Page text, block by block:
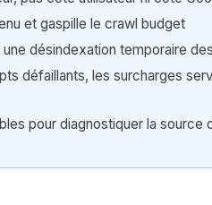
et gaspille le crawl budget
désindexation temporaire
défaillants, les surcharges
pour diagnostiquer la source